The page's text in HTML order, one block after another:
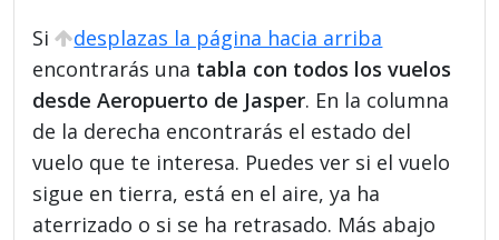
Si
desplazas la página hacia arriba
encontrarás una tabla con todos los vuelos
desde Aeropuerto de Jasper. En la columna
de la derecha encontrarás el estado del
vuelo que te interesa. Puedes ver si el vuelo
sigue en tierra, está en el aire, ya ha
aterrizado o si se ha retrasado. Más abajo